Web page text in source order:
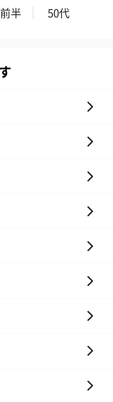
。
ジョニ－ウ
お届けいたしま
半 50代